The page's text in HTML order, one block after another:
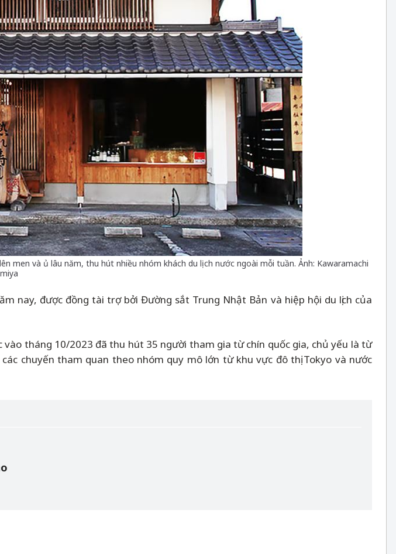
men và ủ lâu năm, thu hút nhiều nhóm khách du lịch nước ngoài mỗi tuần. Ảnh: Kawaramachi
nay, được đồng tài trợ bởi Đường sắt Trung Nhật Bản và hiệp hội du lịch của
tháng 10/2023 đã thu hút 35 người tham gia từ chín quốc gia, chủ yếu là từ
chuyến tham quan theo nhóm quy mô lớn từ khu vực đô thị Tokyo và nước